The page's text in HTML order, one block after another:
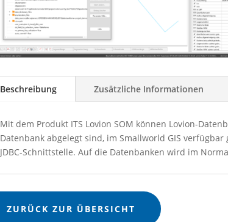
Beschreibung Zusätzliche Informationen
Mit dem Produkt ITS Lovion SOM können Lovion-
Datenbank abgelegt sind, im Smallworld GIS
JDBC-Schnittstelle. Auf die Datenbanken wird im
ZURÜCK ZUR ÜBERSICHT